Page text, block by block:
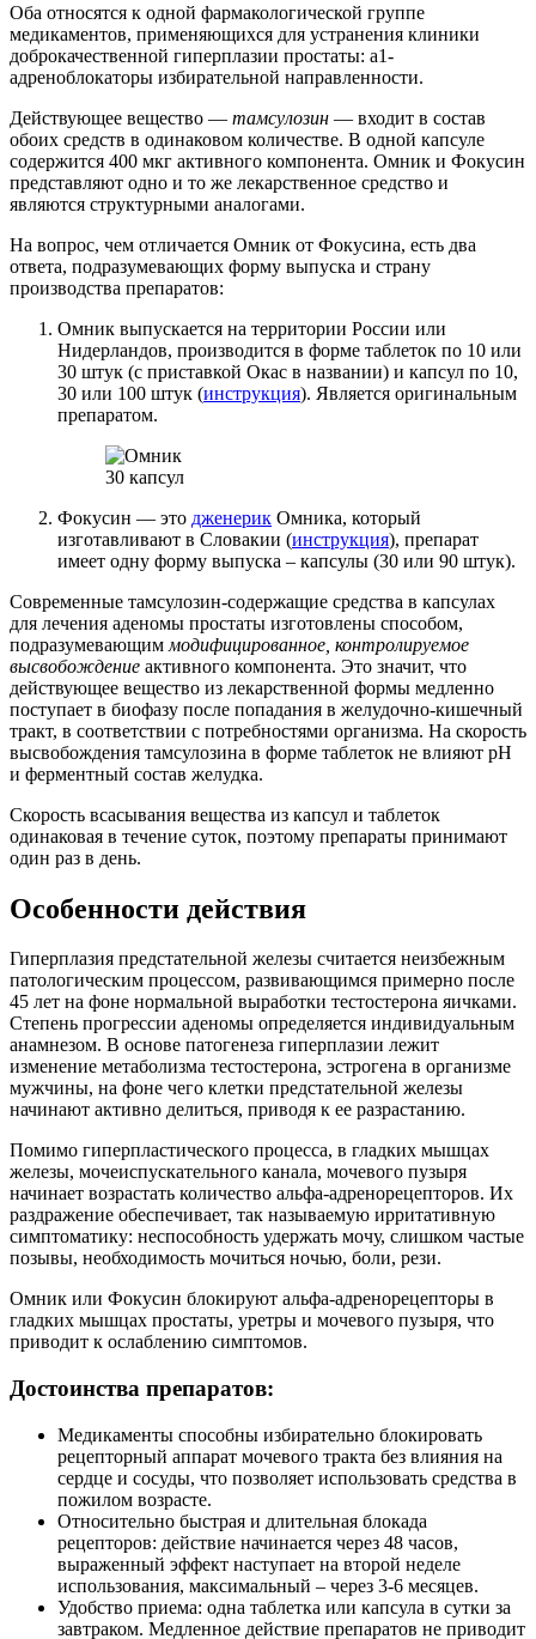
Оба относятся к одной фармакологической группе
медикаментов, применяющихся для устранения клиники
доброкачественной гиперплазии простаты: а1-
адреноблокаторы избирательной направленности.
Действующее вещество — тамсулозин — входит в состав
обоих средств в одинаковом количестве. В одной капсуле
содержится 400 мкг активного компонента. Омник и Фокусин
представляют одно и то же лекарственное средство и
являются структурными аналогами.
На вопрос, чем отличается Омник от Фокусина, есть два
ответа, подразумевающих форму выпуска и страну
производства препаратов:
Омник выпускается на территории России или
Нидерландов, производится в форме таблеток по 10 или
30 штук (с приставкой Окас в названии) и капсул по 10,
30 или 100 штук (инструкция). Является оригинальным
препаратом.
30 капсул
Фокусин — это дженерик Омника, который
изготавливают в Словакии (инструкция), препарат
имеет одну форму выпуска – капсулы (30 или 90 штук).
Современные тамсулозин-содержащие средства в капсулах
для лечения аденомы простаты изготовлены способом,
подразумевающим модифицированное, контролируемое
высвобождение активного компонента. Это значит, что
действующее вещество из лекарственной формы медленно
поступает в биофазу после попадания в желудочно-кишечный
тракт, в соответствии с потребностями организма. На скорость
высвобождения тамсулозина в форме таблеток не влияют рН
и ферментный состав желудка.
Скорость всасывания вещества из капсул и таблеток
одинаковая в течение суток, поэтому препараты принимают
один раз в день.
Особенности действия
Гиперплазия предстательной железы считается неизбежным
патологическим процессом, развивающимся примерно после
45 лет на фоне нормальной выработки тестостерона яичками.
Степень прогрессии аденомы определяется индивидуальным
анамнезом. В основе патогенеза гиперплазии лежит
изменение метаболизма тестостерона, эстрогена в организме
мужчины, на фоне чего клетки предстательной железы
начинают активно делиться, приводя к ее разрастанию.
Помимо гиперпластического процесса, в гладких мышцах
железы, мочеиспускательного канала, мочевого пузыря
начинает возрастать количество альфа-адренорецепторов. Их
раздражение обеспечивает, так называемую ирритативную
симптоматику: неспособность удержать мочу, слишком частые
позывы, необходимость мочиться ночью, боли, рези.
Омник или Фокусин блокируют альфа-адренорецепторы в
гладких мышцах простаты, уретры и мочевого пузыря, что
приводит к ослаблению симптомов.
Достоинства препаратов:
Медикаменты способны избирательно блокировать
рецепторный аппарат мочевого тракта без влияния на
сердце и сосуды, что позволяет использовать средства в
пожилом возрасте.
Относительно быстрая и длительная блокада
рецепторов: действие начинается через 48 часов,
выраженный эффект наступает на второй неделе
использования, максимальный – через 3-6 месяцев.
Удобство приема: одна таблетка или капсула в сутки за
завтраком. Медленное действие препаратов не приводит